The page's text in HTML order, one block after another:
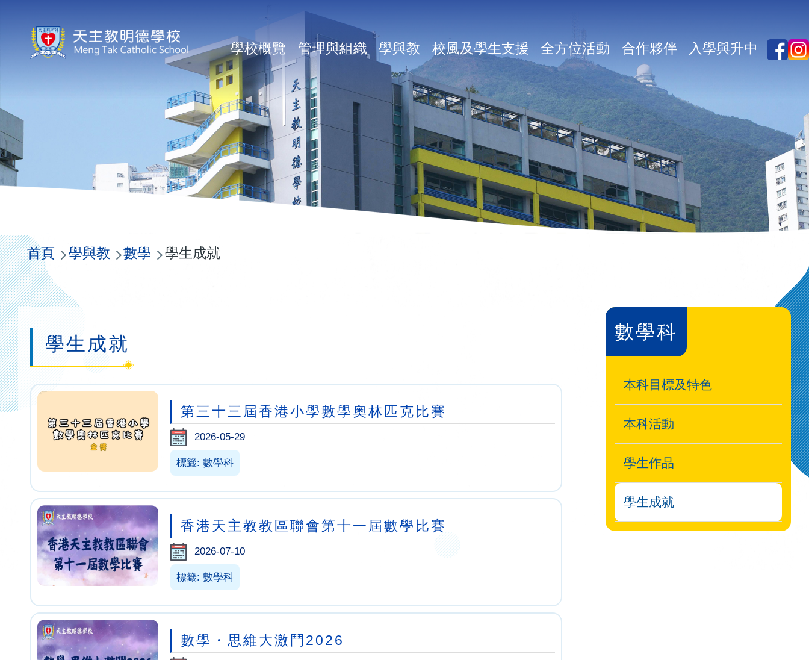
Main
navigation
學校概覽 管理與組織 學與教 校風及學生支援 全方位活動 合作夥伴 入學與升中
導
航
連
結
首頁 學與教 數學 學生成就
學生成就
第三十三屆香港小學數學奧林匹克比賽
2026-05-29
標籤: 數學科
香港天主教教區聯會第十一屆數學比賽
2026-07-10
標籤: 數學科
數學・思維大激鬥2026
數學科
本科目標及特色
本科活動
學生作品
學生成就